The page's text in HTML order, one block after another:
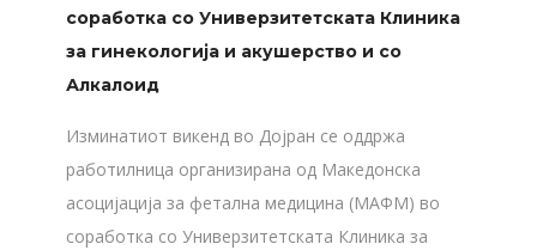
соработка со Универзитетската Клиника
за гинекологија и акушерство и со
Алкалоид
Изминатиот викенд во Дојран се оддржа
работилница организирана од Македонска
асоцијација за фетална медицина (МАФМ) во
соработка со Универзитетската Клиника за